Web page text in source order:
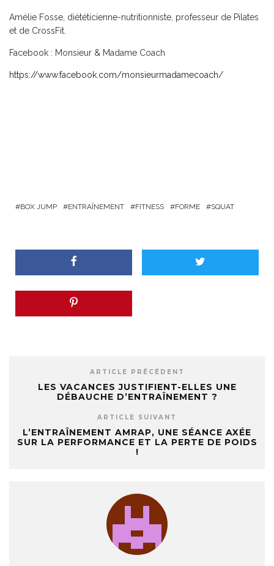
Amélie Fosse, diététicienne-nutritionniste, professeur de Pilates
et de CrossFit.
Facebook : Monsieur & Madame Coach
https://www.facebook.com/monsieurmadamecoach/
BOX JUMP ENTRAÎNEMENT FITNESS FORME SQUAT
ARTICLE PRÉCÉDENT
LES VACANCES JUSTIFIENT-ELLES UNE
DÉBAUCHE D’ENTRAÎNEMENT ?
ARTICLE SUIVANT
L’ENTRAÎNEMENT AMRAP, UNE SÉANCE AXÉE
SUR LA PERFORMANCE ET LA PERTE DE POIDS
!